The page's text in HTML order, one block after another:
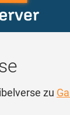
zu